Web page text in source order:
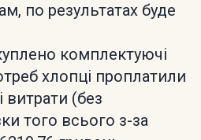
по результатах буде
комплектуючі
хлопці проплатили
витрати (без
того всього з-за